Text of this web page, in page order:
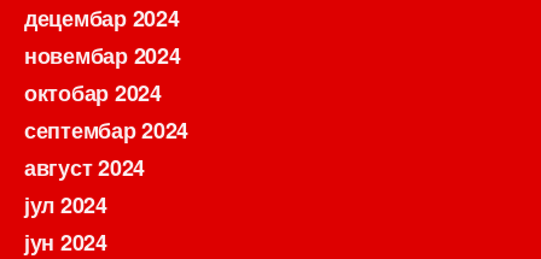
децембар 2024
новембар 2024
октобар 2024
септембар 2024
август 2024
јул 2024
јун 2024